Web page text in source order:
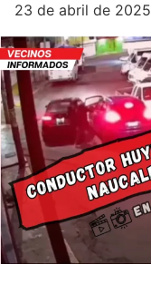
23 de abril de 2025